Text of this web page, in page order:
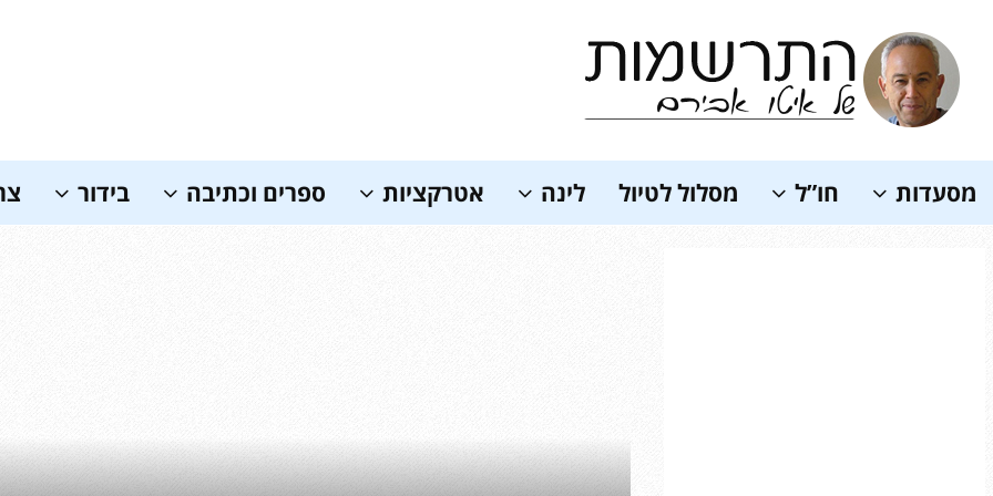
מסעדות חו”ל מסלול לטיול לינה אטרקציות ספרים וכתיבה בידור